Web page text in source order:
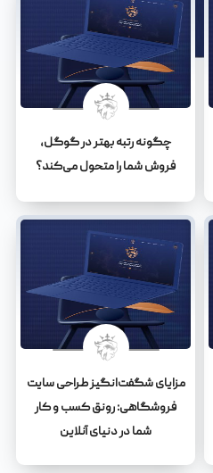
چگونه رتبه بهتر در گوگل،
فروش شما را متحول می‌کند؟
مزایای شگفت‌انگیز طراحی سایت
فروشگاهی: رونق کسب و کار
شما در دنیای آنلاین